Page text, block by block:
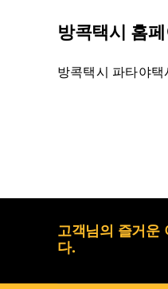
방콕택시 홈
방콕택시 파타야
고객님의 즐거운
다.